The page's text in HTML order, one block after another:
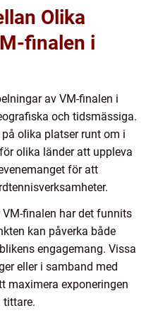
Olika
finalen i
av VM-finalen i
och tidsmässiga.
olika platser runt om i
olika länder att uppleva
för att
finalen har det funnits
kan påverka både
engagemang. Vissa
eller i samband med
maximera exponeringen
tittare.